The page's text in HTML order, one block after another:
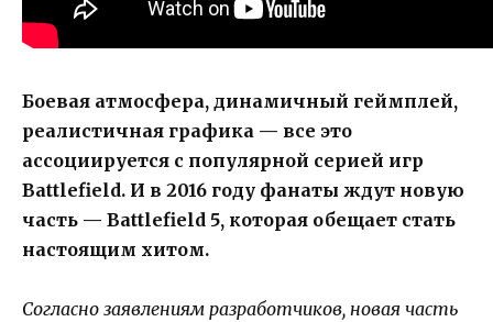
Боевая атмосфера, динамичный геймплей,
реалистичная графика — все это
ассоциируется с популярной серией игр
Battlefield. И в 2016 году фанаты ждут новую
часть — Battlefield 5, которая обещает стать
настоящим хитом.
Согласно заявлениям разработчиков, новая часть